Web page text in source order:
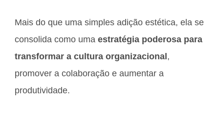
Mais do que uma simples adição estética, ela se
consolida como uma estratégia poderosa para
transformar a cultura organizacional ,
promover a colaboração e aumentar a
produtividade.